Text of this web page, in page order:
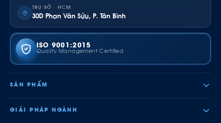
TRỤ SỞ · HCM
30D Phan Văn Sửu, P. Tân Bình
ISO 9001:2015
Quality Management Certified
SẢN PHẨM
GIẢI PHÁP NGÀNH